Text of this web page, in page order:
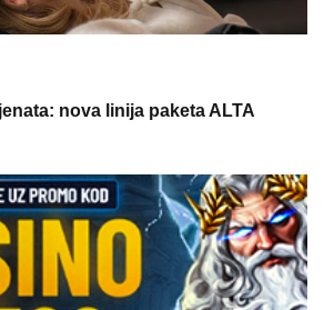
nova linija paketa ALTA